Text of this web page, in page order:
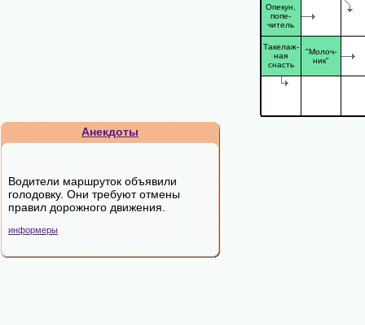
Анекдоты
Водители маршруток объявили
голодовку. Они требуют отмены
правил дорожного движения.
информеры
Опекун,
попе-
читель
Такелаж-
ная
снасть
"Молоч-
ник"